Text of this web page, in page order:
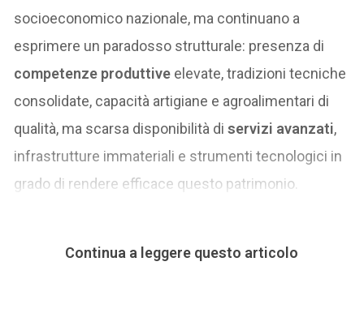
socioeconomico nazionale, ma continuano a
esprimere un paradosso strutturale: presenza di
competenze produttive elevate, tradizioni tecniche
consolidate, capacità artigiane e agroalimentari di
qualità, ma scarsa disponibilità diservizi avanzati,
infrastrutture immateriali e strumenti tecnologici in
grado di rendere efficace questo patrimonio.
Continua a leggere questo articolo